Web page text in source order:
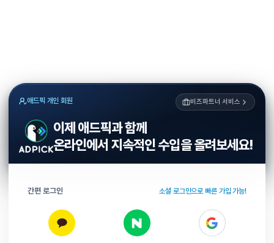
애드픽 개인 회원 비즈파트너 서비스
이제 애드픽과 함께
온라인에서 지속적인 수입을 올려보세요!
간편 로그인 소셜 로그인으로 빠른 가입 가능!